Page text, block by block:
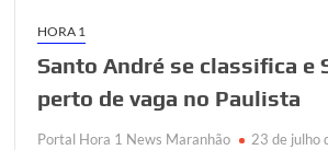
HORA 1
Santo André se classifica e
perto de vaga no Paulista
Portal Hora 1 News Maranhão 23 de julho